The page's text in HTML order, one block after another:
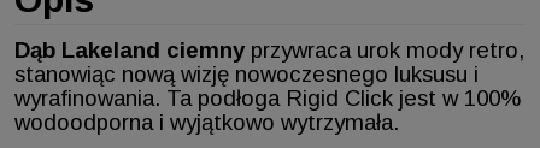
Dąb Lakeland ciemny przywraca urok mody retro,
stanowiąc nową wizję nowoczesnego luksusu i
wyrafinowania. Ta podłoga Rigid Click jest w 100%
wodoodporna i wyjątkowo wytrzymała.